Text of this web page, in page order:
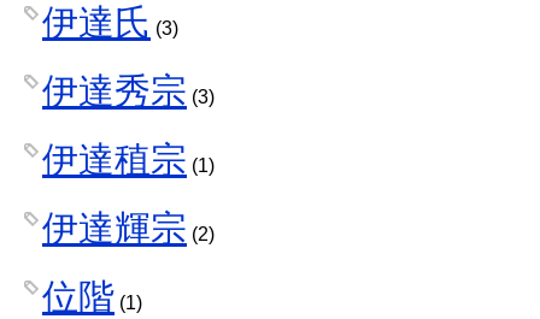
伊達氏 (3)
伊達秀宗 (3)
伊達稙宗 (1)
伊達輝宗 (2)
位階 (1)